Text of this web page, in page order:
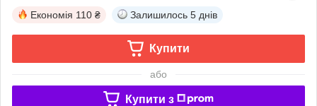
Економія 110 ₴ Залишилось 5 днів
Купити
або
Купити з